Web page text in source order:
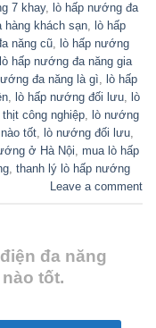
7 khay, lò hấp nướng đa
hàng khách sạn, lò hấp
năng cũ, lò hấp nướng
lò hấp nướng đa năng gia
đa năng là gì, lò hấp
, lò hấp nướng đối lưu, lò
công nghiệp, lò nướng
tốt, lò nướng đối lưu,
ở Hà Nội, mua lò hấp
, thanh lý lò hấp nướng
Leave a comment
đa năng
tốt.